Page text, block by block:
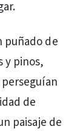
puñado de
y pinos,
de
paisaje de